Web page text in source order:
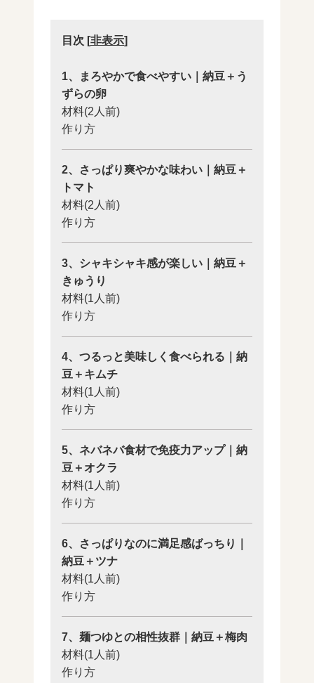
目次 [非表示]
1、まろやかで食べやすい｜納豆＋う
ずらの卵
材料(2人前)
作り方
2、さっぱり爽やかな味わい｜納豆＋
トマト
材料(2人前)
作り方
3、シャキシャキ感が楽しい｜納豆＋
きゅうり
材料(1人前)
作り方
4、つるっと美味しく食べられる｜納
豆＋キムチ
材料(1人前)
作り方
5、ネバネバ食材で免疫力アップ｜納
豆＋オクラ
材料(1人前)
作り方
6、さっぱりなのに満足感ばっちり｜
納豆＋ツナ
材料(1人前)
作り方
7、麺つゆとの相性抜群｜納豆＋梅肉
材料(1人前)
作り方